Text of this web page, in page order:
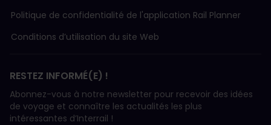
Politique de confidentialité de l'application Rail Planner
Conditions d’utilisation du site Web
RESTEZ INFORMÉ(E) !
Abonnez-vous à notre newsletter pour recevoir des idées
de voyage et connaître les actualités les plus
intéressantes d’Interrail !